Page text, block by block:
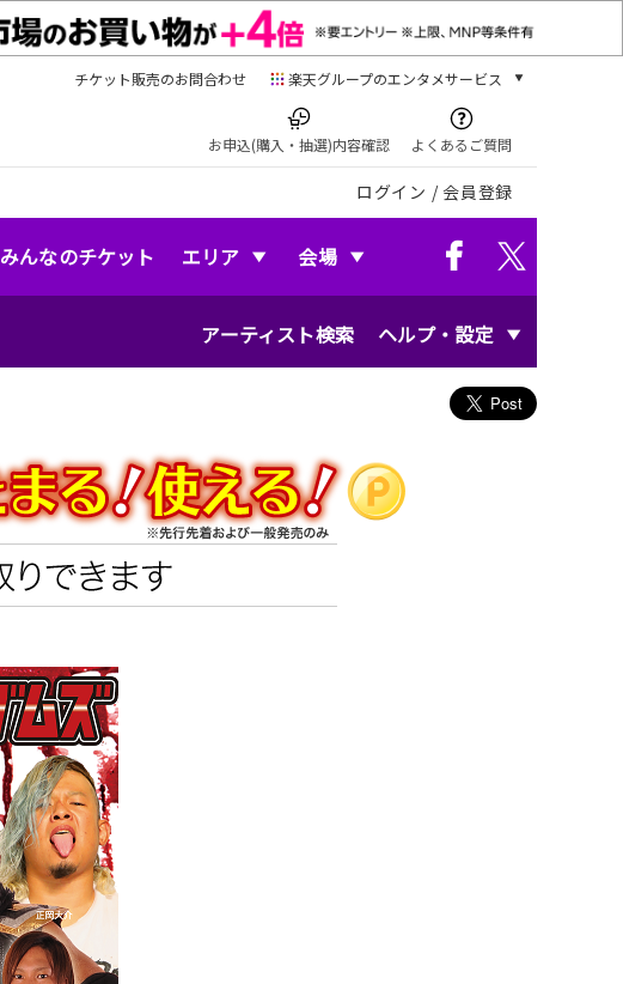
チケット販売のお問合わせ 楽天グループのエンタメサービス
本/ゲーム/CD/DVD
楽天ブックス
電子書籍
楽天Kobo
音楽配信
Rakuten PLAY
無料テレビ
お申込(購入・抽選)内容確認 よくあるご質問
ログイン / 会員登録
みんなのチケット エリア 会場
アーティスト検索 ヘルプ・設定